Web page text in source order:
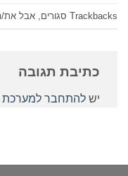
Trackbacks סגורים, אבל את/ה יכול/ה
כתיבת תגובה
יש להתחבר למערכת